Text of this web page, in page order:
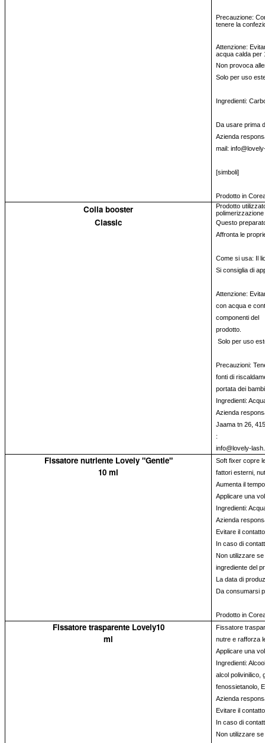
Precauzione:
tenere la
Attenzione:
acqua calda per
Non provoca
Solo per uso
Ingredienti:
Da usare prima
Azienda
mail:
[simboli]
Prodotto in
Colla booster
Prodotto
Classic
Questo
Affronta le
Come si usa: Il
Si consiglia di
Attenzione:
con acqua e
componenti del
prodotto.
Solo per uso
Precauzioni:
fonti di
portata dei
Ingredienti:
Azienda
Jaama tn 26,
:
info@lovely-
Fissatore nutriente Lovely "Gentle" Soft fixer copre
10 ml
fattori esterni,
Aumenta il
Applicare una
Ingredienti:
Azienda
Evitare il
In caso di
Non utilizzare
ingrediente del
La data di
Da consumarsi
Prodotto in
Fissatore trasparente Lovely10 Fissatore
ml
nutre e rafforza
Applicare una
Ingredienti:
alcol polivinilico,
fenossietanolo,
Azienda
Evitare il
In caso di
Non utilizzare